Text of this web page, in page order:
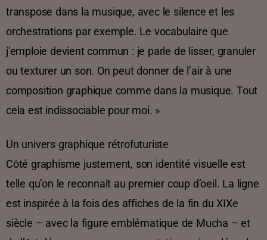
transpose dans la musique, avec le silence et les
orchestrations par exemple. Le vocabulaire que
j’emploie devient commun : je parle de lisser, granuler
ou texturer un son. On peut donner de l’air à une
composition graphique comme dans la musique. Tout
cela est indissociable pour moi. »
Un univers graphique rétrofuturiste
Côté graphisme justement, son identité visuelle est
telle qu’on le reconnaît au premier coup d’oeil. La ligne
est inspirée à la fois des affiches de la fin du XIXe
siècle – avec la figure emblématique de Mucha – et